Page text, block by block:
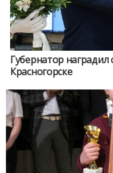
Губернатор
Красногорске